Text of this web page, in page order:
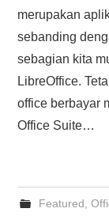
merupakan
sebanding
sebagian kita
LibreOffice.
office berbayar
Office Suite…
Featured